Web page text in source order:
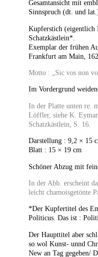
Gesamtansicht mit
Sinnspruch (dt. und
Kupferstich (eigentlich
Schatzkästlein*.
Exemplar der frühen
Frankfurt am Main,
Motto : „Sic vos non
Im Vordergrund
In der Platte unten re.
Löffler, siehe K.
Schatzkästlein, S. 16.
Darstellung : 9,2 × 15
Blatt : 15 × 19 cm
Schöner Abzug mit
In der Abb. erscheint
leicht chamoisgetönte
*Der Kupfertitel des
Politicus. Das ist :
Der Haupttitel aber
so wol Kunst- unnd
New an Tag gegeben/